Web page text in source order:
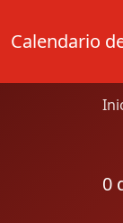
Calendario
0